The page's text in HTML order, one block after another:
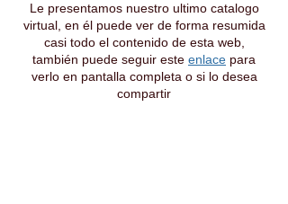
Le presentamos nuestro ultimo catalogo
virtual, en él puede ver de forma resumida
casi todo el contenido de esta web,
también puede seguir este enlace para
verlo en pantalla completa o si lo desea
compartir